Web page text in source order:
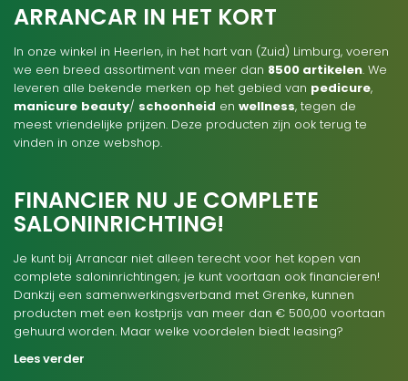
ARRANCAR IN HET KORT
In onze winkel in Heerlen, in het hart van (Zuid) Limburg, voeren
we een breed assortiment van meer dan 8500 artikelen. We
leveren alle bekende merken op het gebied van pedicure,
manicure beauty/ schoonheid en wellness, tegen de
meest vriendelijke prijzen. Deze producten zijn ook terug te
vinden in onze webshop.
FINANCIER NU JE COMPLETE
SALONINRICHTING!
Je kunt bij Arrancar niet alleen terecht voor het kopen van
complete saloninrichtingen; je kunt voortaan ook financieren!
Dankzij een samenwerkingsverband met Grenke, kunnen
producten met een kostprijs van meer dan € 500,00 voortaan
gehuurd worden. Maar welke voordelen biedt leasing?
Lees verder